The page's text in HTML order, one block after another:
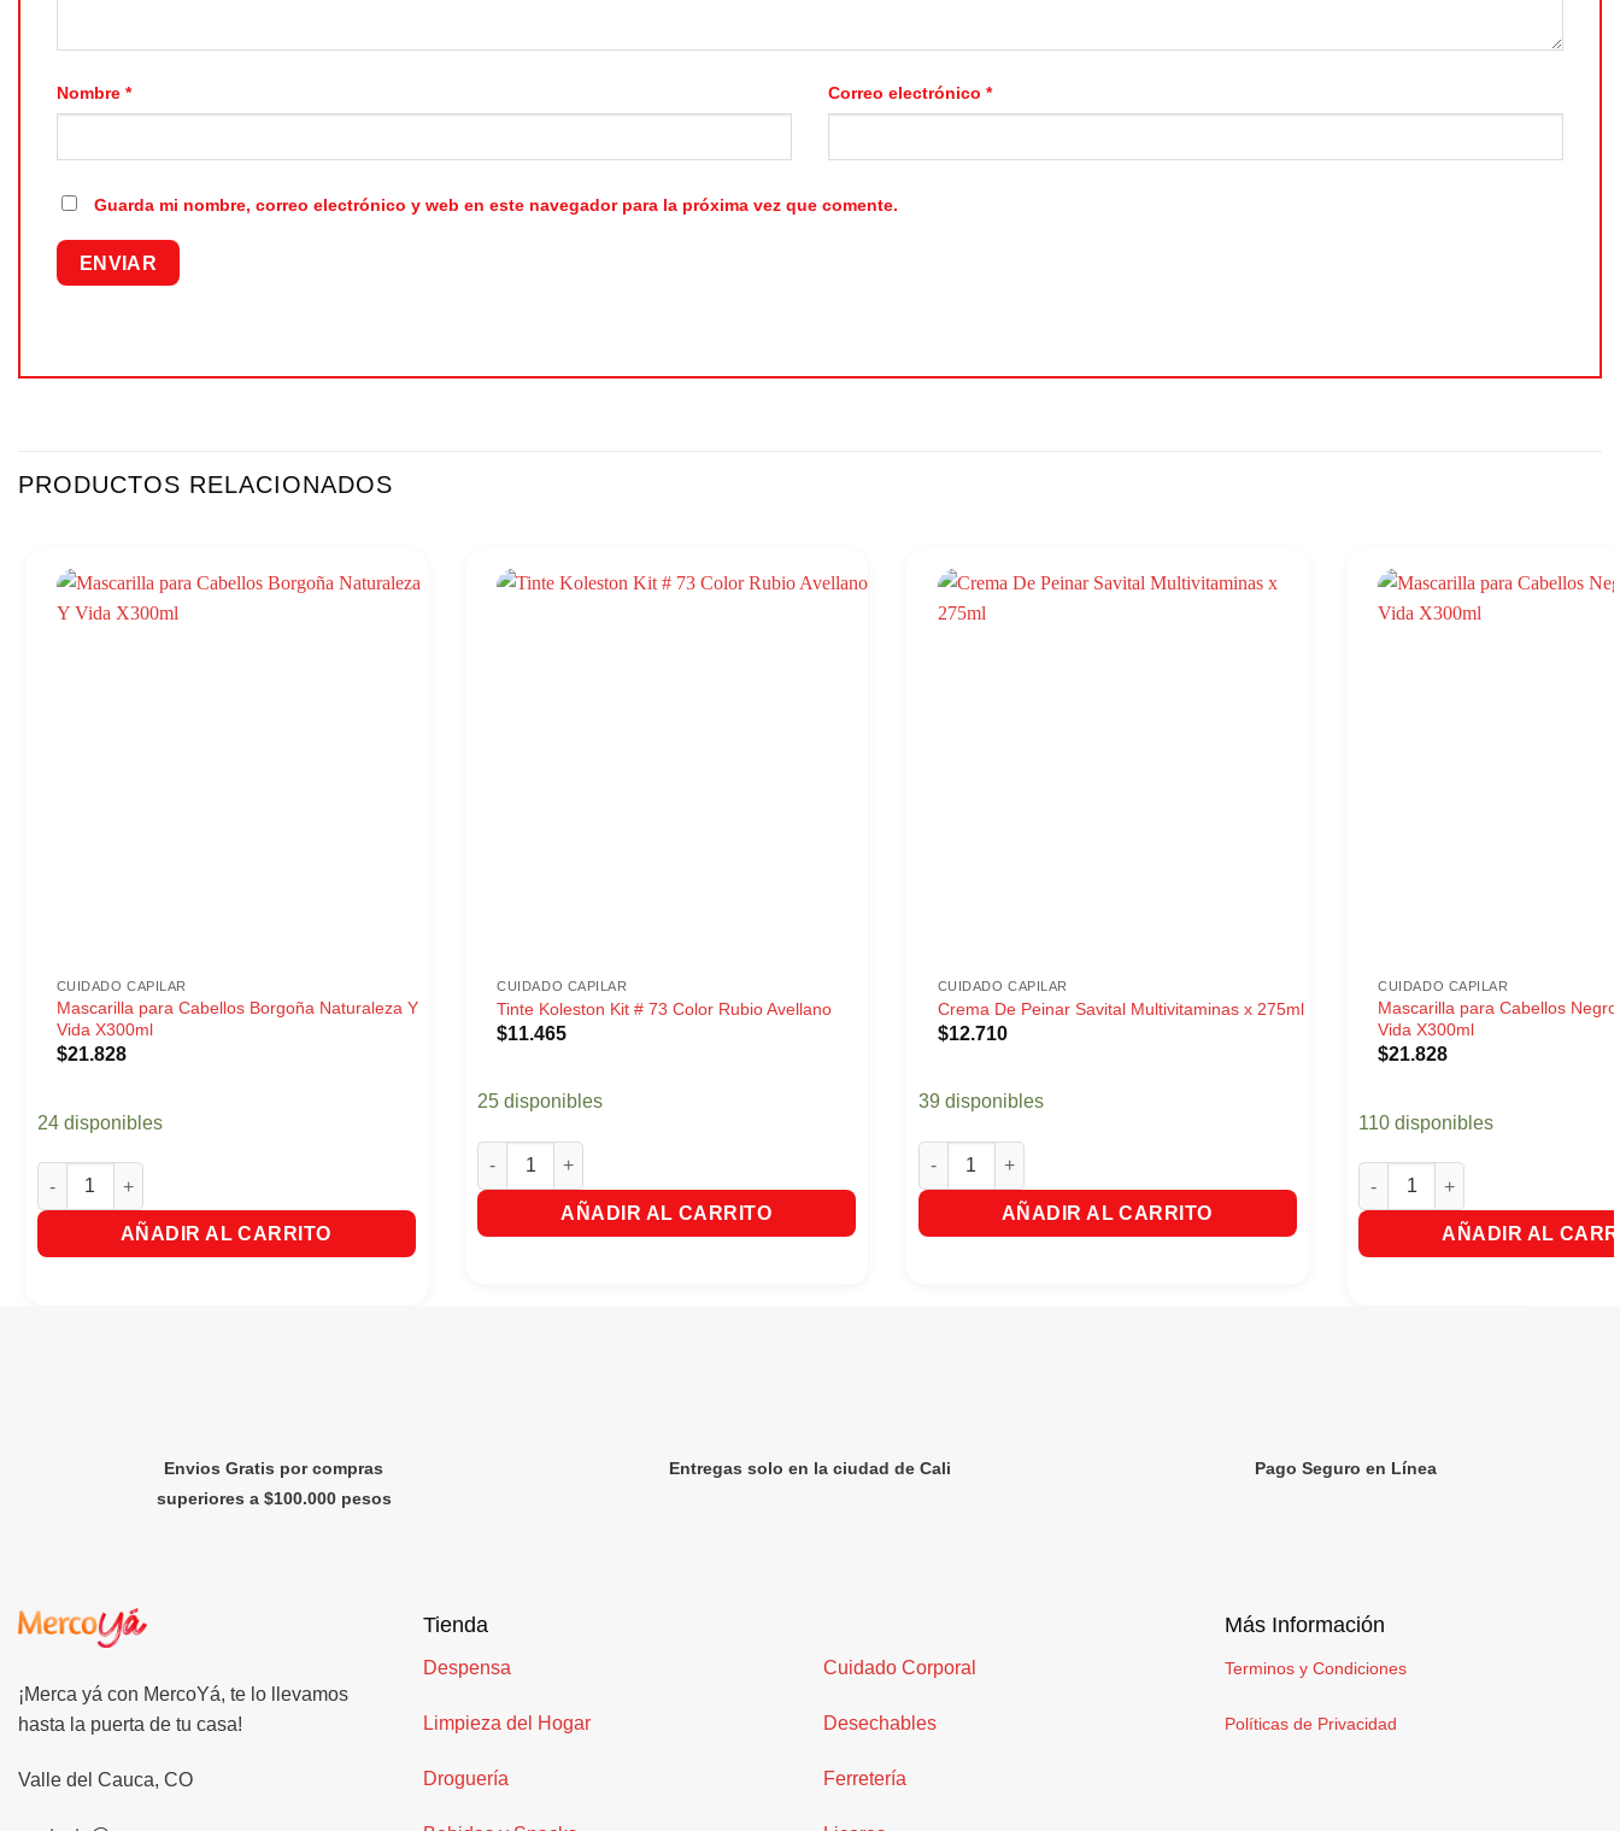
Nombre * Correo electrónico *
Guarda mi nombre, correo electrónico y web en este navegador para la próxima vez que comente.
PRODUCTOS RELACIONADOS
CUIDADO CAPILAR
Mascarilla para Cabellos Borgoña Naturaleza Y
Vida X300ml
$21.828
24 disponibles
Mascarilla para Cabellos Borgoña Naturaleza Y Vida X300ml cantidad
AÑADIR AL CARRITO
CUIDADO CAPILAR
Tinte Koleston Kit # 73 Color Rubio Avellano
$11.465
25 disponibles
Tinte Koleston Kit # 73 Color Rubio Avellano cantidad
AÑADIR AL CARRITO
CUIDADO CAPILAR
Crema De Peinar Savital Multivitaminas x 275ml
$12.710
39 disponibles
Crema De Peinar Savital Multivitaminas x 275ml cantidad
AÑADIR AL CARRITO
CUIDADO CAPILAR
Mascarilla para Cabellos
Vida X300ml
$21.828
110 disponibles
Mascarilla para Cabellos
AÑADIR AL
Envios Gratis por compras
superiores a $100.000 pesos
Entregas solo en la ciudad de Cali Pago Seguro en Línea
¡Merca yá con MercoYá, te lo llevamos
hasta la puerta de tu casa!
Valle del Cauca, CO
Tienda
Despensa
Limpieza del Hogar
Droguería
Cuidado Corporal
Desechables
Ferretería
Más Información
Terminos y Condiciones
Políticas de Privacidad